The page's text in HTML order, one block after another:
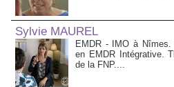
Sylvie MAUREL
EMDR - IMO à Nîmes.
en EMDR Intégrative.
de la FNP....